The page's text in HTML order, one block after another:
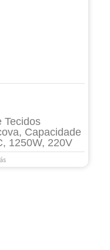
Tecidos
Capacidade
1250W, 220V